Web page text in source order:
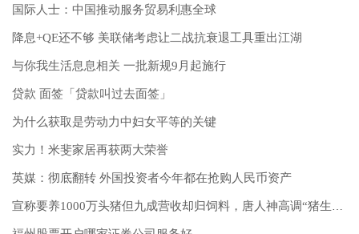
国际人士：中国推动服务贸易利惠全球
降息+QE还不够 美联储考虑让二战抗衰退工具重出江湖
与你我生活息息相关 一批新规9月起施行
贷款 面签「贷款叫过去面签」
为什么获取是劳动力中妇女平等的关键
实力！米斐家居再获两大荣誉
英媒：彻底翻转 外国投资者今年都在抢购人民币资产
宣称要养1000万头猪但九成营收却归饲料，唐人神高调“猪生意”背后的“减持经”